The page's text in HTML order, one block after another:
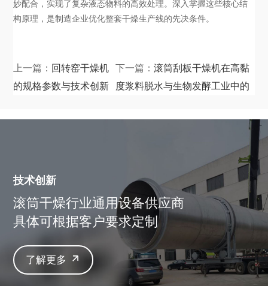
妙配合，实现了复杂液态物料的高效处理。深入掌握这些核心结
构原理，是制造企业优化整套干燥生产线的先决条件。
上一篇： 回转窑干燥机
的规格参数与技术创新
下一篇： 滚筒刮板干燥机在高黏
度浆料脱水与生物发酵工业中的
技术创新
滚筒干燥行业通用设备供应商
具体可根据客户要求定制
了解更多